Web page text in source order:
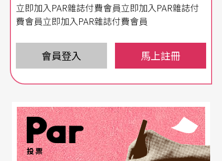
上比賽跳水姿勢，幼時的朱宗慶是貼著大自然成長
的。
沒有。沒有想過會走上音樂之路，儘管從小就在濃
濃的音樂風中成長。小時的朱宗慶喜歡玩鼓，一振
好胡琴，咿啞啞地唱著，聽進幼年朱宗慶的耳裡、
印在心裡。
第一志願是要當老師、朱宗慶說，像所有坐在台下
立即加入PAR雜誌付費會員立即加入PAR雜誌付
費會員立即加入PAR雜誌付費會員
會員登入 馬上註冊
投票